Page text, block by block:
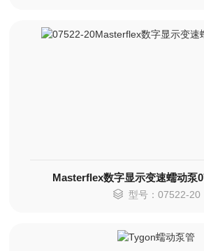
Masterflex数字显示变速蠕动泵
型号：07522-20